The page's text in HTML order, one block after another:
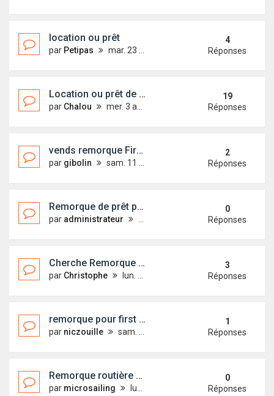
location ou prêt
par Petipas mar. 23 janv. 2018 20:33
4
Réponses
Location ou prêt de Remorque
par Chalou mer. 3 août 2016 16:41
19
Réponses
vends remorque First 18 QR
par gibolin sam. 11 oct. 2014 09:01
2
Réponses
Remorque de prêt pour rejoindre le rasso dans le Golfe
par administrateur
0
Réponses
Cherche Remorque pour quillard
par Christophe lun. 27 janv. 2014 11:15
3
Réponses
remorque pour first 18 quillard
par niczouille sam. 21 janv. 2012 08:16
1
Réponses
Remorque routière CBS spéciale First 18
par microsailing lun. 7 nov. 2011 21:06
0
Réponses